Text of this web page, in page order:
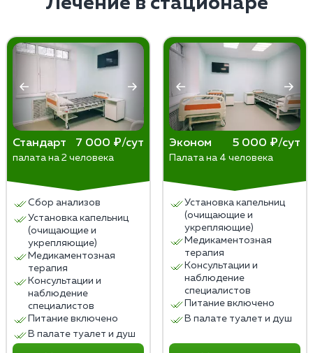
спиртному, чтобы предотвратить подобные
исчезнет, может потребоваться дополнительная
трезвости. У других тяга к спиртному просто
стационаре наркологической клиники или при
амбулаторном посещении психолога и психиатра.
Группы поддержки тоже меняют мышление
пациента, обеспечивая дополнительную помощь в
преодолении физической зависимости.
Стандарт 7 000 ₽/сут
палата на 2 человека
Сбор анализов
Установка капельниц
(очищающие и
укрепляющие)
Медикаментозная
терапия
Консультации и
наблюдение
специалистов
Питание включено
В палате туалет и душ
Эконом 5 000 ₽/сут
Палата на 4 человека
Установка капельниц
(очищающие и
укрепляющие)
Медикаментозная
терапия
Консультации и
наблюдение
специалистов
Питание включено
В палате туалет и душ